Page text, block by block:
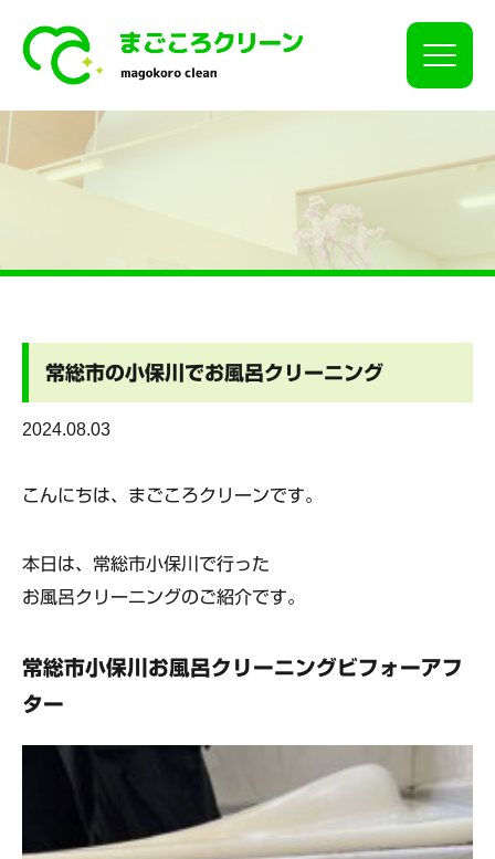
Click
常総市の小保川でお風呂クリーニング
2024.08.03
こんにちは、まごころクリーンです。
本日は、常総市小保川で行った
お風呂クリーニングのご紹介です。
常総市小保川お風呂クリーニングビフォーアフ
ター